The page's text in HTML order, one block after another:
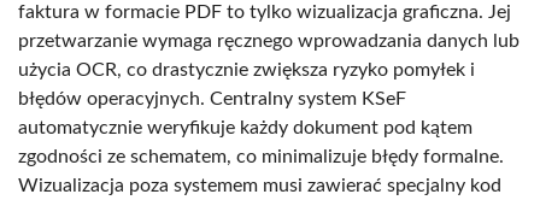
faktura w formacie PDF to tylko wizualizacja graficzna. Jej
przetwarzanie wymaga ręcznego wprowadzania danych lub
użycia OCR, co drastycznie zwiększa ryzyko pomyłek i
błędów operacyjnych. Centralny system KSeF
automatycznie weryfikuje każdy dokument pod kątem
zgodności ze schematem, co minimalizuje błędy formalne.
Wizualizacja poza systemem musi zawierać specjalny kod